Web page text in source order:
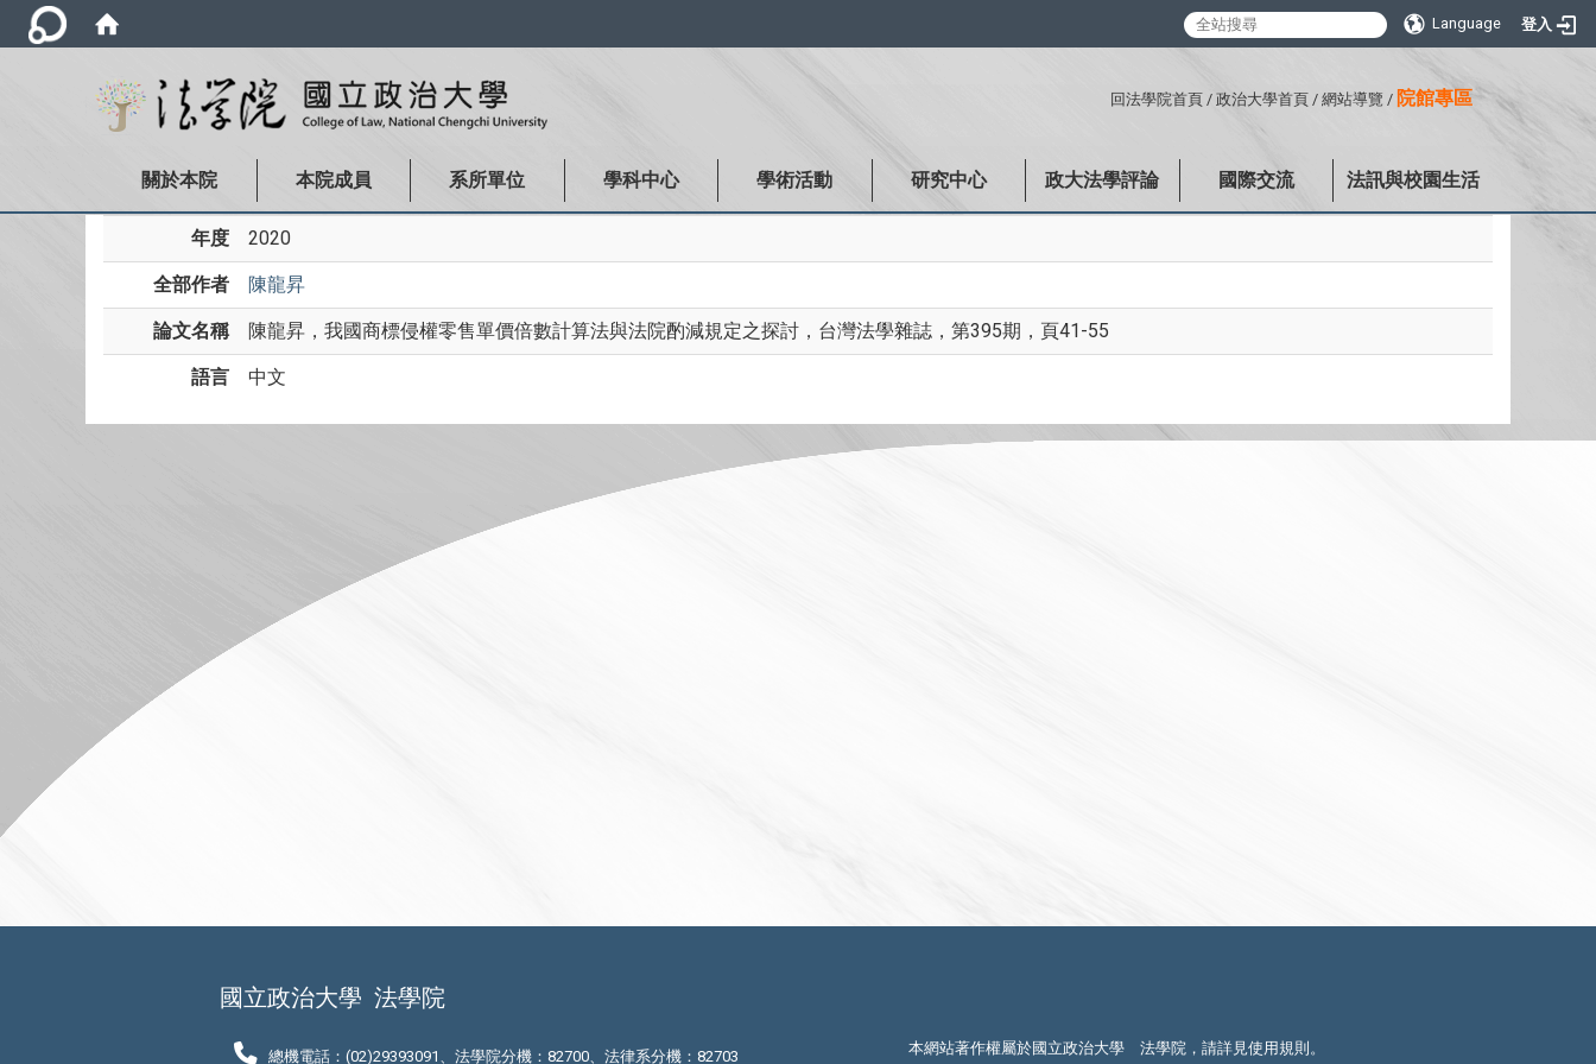
Language 登入
回法學院首頁 / 政治大學首頁 / 網站導覽 / 院館專區
關於本院 本院成員 系所單位 學科中心 學術活動 研究中心 政大法學評論 國際交流 法訊與校園生活
年度 2020
全部作者 陳龍昇
論文名稱 陳龍昇，我國商標侵權零售單價倍數計算法與法院酌減規定之探討，台灣法學雜誌，第395期，頁41-55
語言 中文
國立政治大學 法學院
總機電話：(02)29393091、法學院分機：82700、法律系分機：82703 本網站著作權屬於國立政治大學 法學院，請詳見使用規則 。